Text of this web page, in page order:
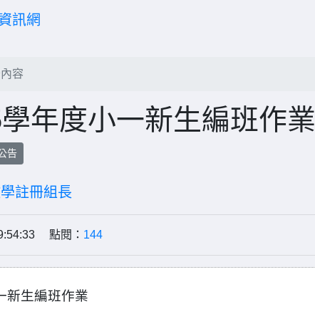
訊網
容
年度小一新生編班作業
告
註冊組長
點閱： 144
新生編班作業